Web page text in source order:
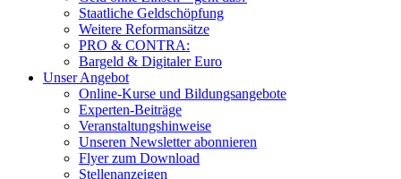
Staatliche Geldschöpfung
Weitere Reformansätze
PRO & CONTRA:
Bargeld & Digitaler Euro
Unser Angebot
Online-Kurse und Bildungsangebote
Experten-Beiträge
Veranstaltungshinweise
Unseren Newsletter abonnieren
Flyer zum Download
Stellenanzeigen